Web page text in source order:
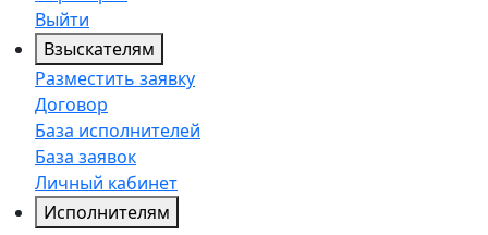
Выйти
Взыскателям
Разместить заявку
Договор
База исполнителей
База заявок
Личный кабинет
Исполнителям